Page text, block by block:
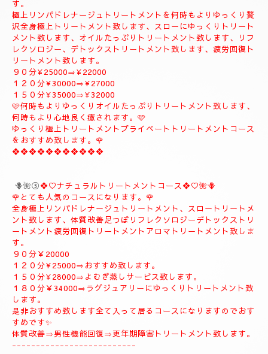
♥️🌹③ラグジュアリートリートメントコース♥️🌹
贅沢全身極上リンパドレナージュトリートメント、リフレクソロ
ジーデトックストリートメントフィシャルマッサージ＆パックソ
ルトトリートメント、疲労回復トリートメントコース
９０分¥20000
１２０分¥26000
１５０分¥31000
１８０分¥37000
❖❖❖❖❖❖❖❖❖
🪻🌹④プライベートトリートメントコース🪻🌹
こちらのコースもとても人気の高いおすすめコースになります。
よむぎ蒸し30分お体のデトックスを流します、お体が温まりま
沢全身極上トリートメント致します、スローにゆっくりトリート
メント致します、オイルたっぷりトリートメント致します、リフ
レクソロジー、デトックストリートメント致します、疲労回復ト
リートメント致します。
９０分¥25000⇒¥22000
１２０分¥30000⇒¥27000
１５０分¥35000⇒¥32000
🩷何時もよりゆっくりオイルたっぷりトリートメント致します、
何時もより心地良く癒されます。🩷
ゆっくり極上トリートメントプライベートトリートメントコース
をおすすめ致します。🌹
❖❖❖❖❖❖❖❖❖❖❖
🪻🌺⑤❖♡ナチュラルトリートメントコース❖♡🌺🪻